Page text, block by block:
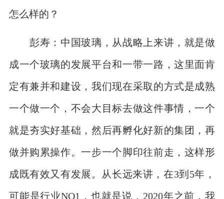
怎么样的？
彭寿：中国玻璃，从战略上来讲，就是做
成一个玻璃的发展平台和一带一路，这里面肯
定有兼并和建设，我们现在采取的方式是成熟
一个做一个，不会大目标去做这件事情，一个
就是夯实好基础，然后再孵化好新的集团，再
做并购累操作。一步一个脚印往前走，这样形
成既有效又有发展。从长远来讲，在3到5年，
可能是行业NO1，也就是说，2020年之前，我